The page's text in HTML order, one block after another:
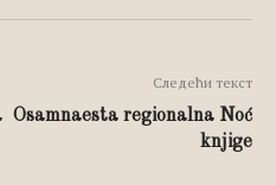
Следећи текст
Osamnaesta regionalna Noć
knjige